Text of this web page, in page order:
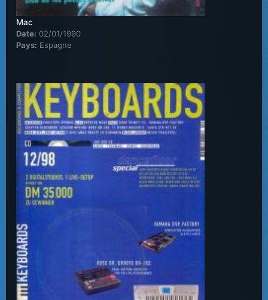
Mac
Date: 02/01/1990
Pays: Espagne